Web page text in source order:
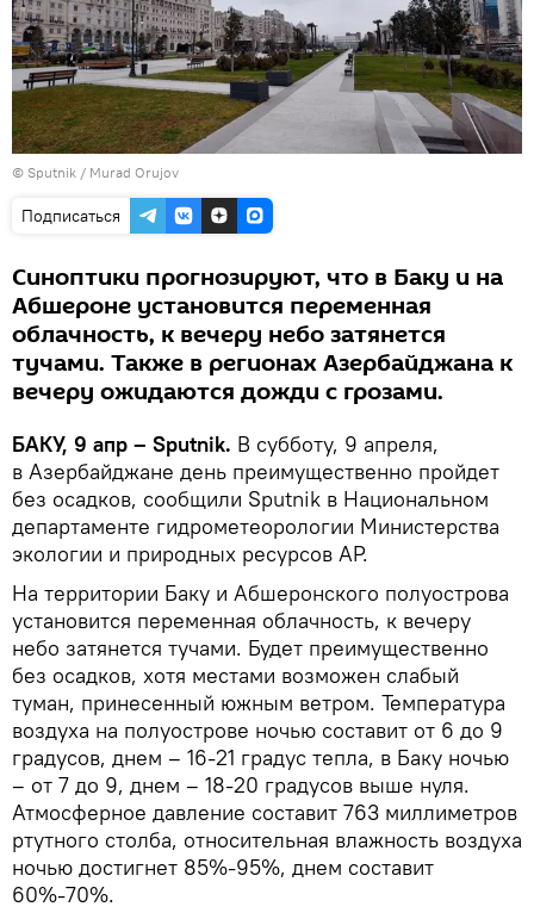
© Sputnik / Murad Orujov
Подписаться
Синоптики прогнозируют, что в Баку и на
Абшероне установится переменная
облачность, к вечеру небо затянется
тучами. Также в регионах Азербайджана к
вечеру ожидаются дожди с грозами.
БАКУ, 9 апр – Sputnik. В субботу, 9 апреля,
в Азербайджане день преимущественно пройдет
без осадков, сообщили Sputnik в Национальном
департаменте гидрометеорологии Министерства
экологии и природных ресурсов АР.
На территории Баку и Абшеронского полуострова
установится переменная облачность, к вечеру
небо затянется тучами. Будет преимущественно
без осадков, хотя местами возможен слабый
туман, принесенный южным ветром. Температура
воздуха на полуострове ночью составит от 6 до 9
градусов, днем – 16-21 градус тепла, в Баку ночью
– от 7 до 9, днем – 18-20 градусов выше нуля.
Атмосферное давление составит 763 миллиметров
ртутного столба, относительная влажность воздуха
ночью достигнет 85%-95%, днем составит
60%-70%.